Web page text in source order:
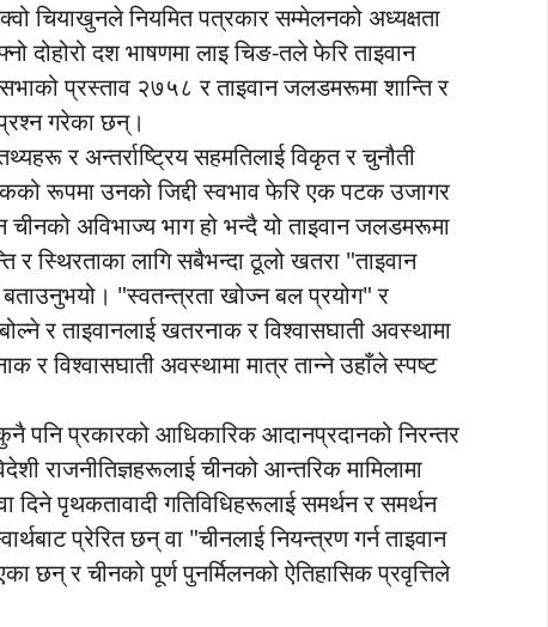
चियाखुनले नियमित पत्रकार सम्मेलनको अध्यक्षता
दोहोरो दश भाषणमा लाइ चिङ-तले फेरि ताइवान
प्रस्ताव २७५८ र ताइवान जलडमरूमा शान्ति र
गरेका छन्।
र अन्तर्राष्ट्रिय सहमतिलाई विकृत र चुनौती
रूपमा उनको जिद्दी स्वभाव फेरि एक पटक उजागर
चीनको अविभाज्य भाग हो भन्दै यो ताइवान जलडमरूमा
स्थिरताका लागि सबैभन्दा ठूलो खतरा "ताइवान
बताउनुभयो। "स्वतन्त्रता खोज्न बल प्रयोग" र
र ताइवानलाई खतरनाक र विश्वासघाती अवस्थामा
र विश्वासघाती अवस्थामा मात्र तान्ने उहाँले स्पष्ट
पनि प्रकारको आधिकारिक आदानप्रदानको निरन्तर
राजनीतिज्ञहरूलाई चीनको आन्तरिक मामिलामा
दिने पृथकतावादी गतिविधिहरूलाई समर्थन र समर्थन
प्रेरित छन् वा "चीनलाई नियन्त्रण गर्न ताइवान
छन् र चीनको पूर्ण पुनर्मिलनको ऐतिहासिक प्रवृत्तिले